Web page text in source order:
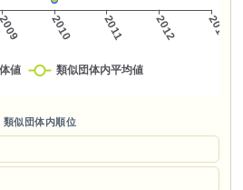
類似団体内順位